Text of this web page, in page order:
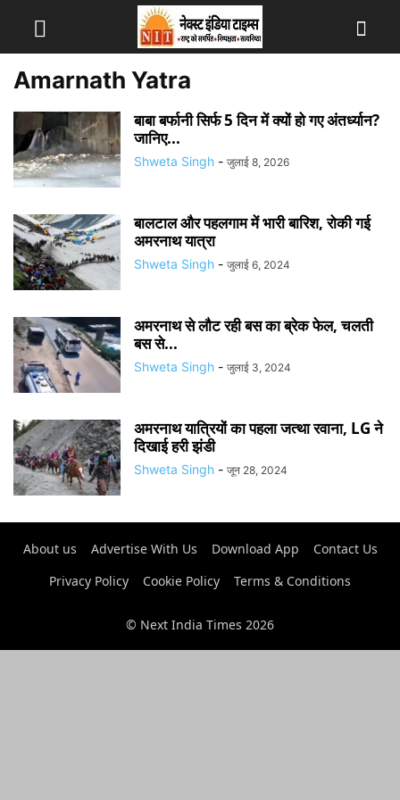
Amarnath Yatra
बाबा बर्फानी सिर्फ 5 दिन में क्यों हो गए अंतर्ध्यान?
जानिए...
Shweta Singh - जुलाई 8, 2026
बालटाल और पहलगाम में भारी बारिश, रोकी गई
अमरनाथ यात्रा
Shweta Singh - जुलाई 6, 2024
अमरनाथ से लौट रही बस का ब्रेक फेल, चलती
बस से...
Shweta Singh - जुलाई 3, 2024
अमरनाथ यात्रियों का पहला जत्था रवाना, LG ने
दिखाई हरी झंडी
Shweta Singh - जून 28, 2024
About us Advertise With Us Download App
Contact Us
Privacy Policy
Cookie Policy Terms & Conditions
© Next India Times 2026